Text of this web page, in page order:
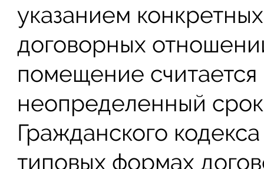
указанием
договорных
помещение
неопределенный срок
Гражданского
типовых формах